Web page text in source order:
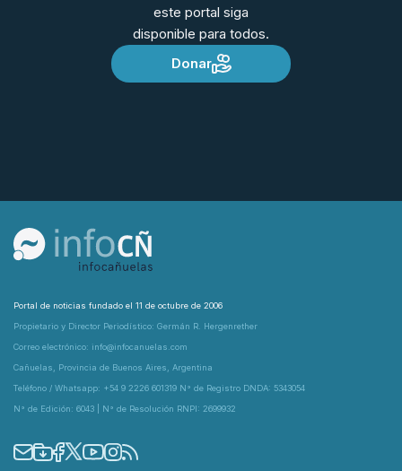
este portal siga
disponible para todos.
Donar
Portal de noticias fundado el 11 de octubre de 2006
Propietario y Director Periodístico: Germán R. Hergenrether
Correo electrónico: info@infocanuelas.com
Cañuelas, Provincia de Buenos Aires, Argentina
Teléfono / Whatsapp: +54 9 2226 601319 N° de Registro DNDA: 5343054
N° de Edición: 6043 | N° de Resolución RNPI: 2699932